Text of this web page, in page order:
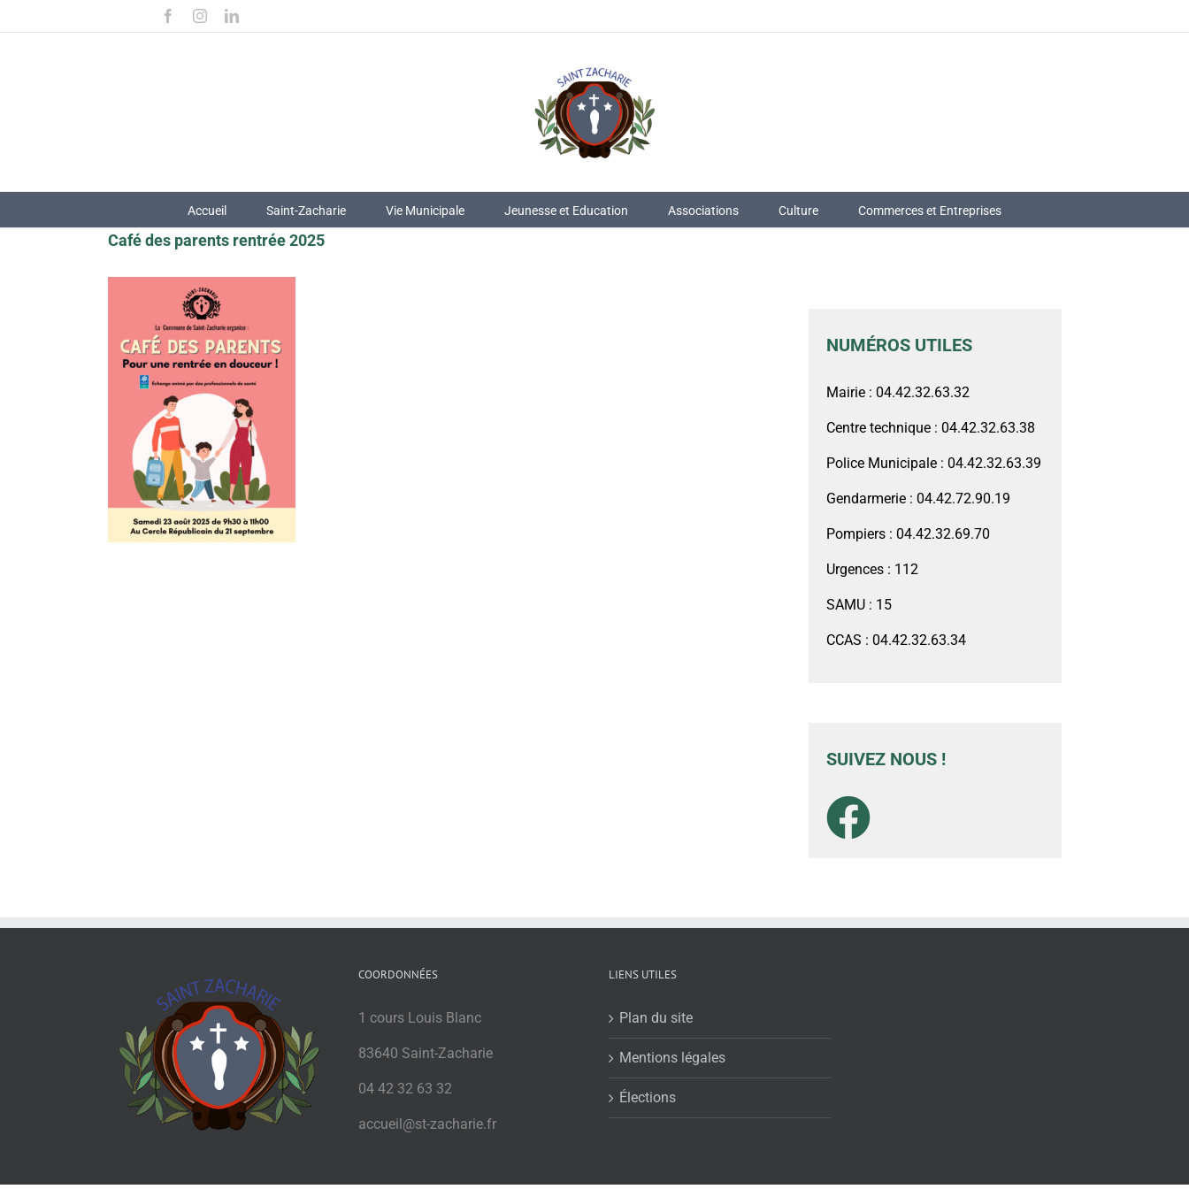
au
FacebookInstagramLinkedIn
Accueil Saint-Zacharie Vie Municipale Jeunesse et Education Associations Culture Commerces et Entreprises
Café des parents rentrée 2025
NUMÉROS UTILES
Mairie : 04.42.32.63.32
Centre technique : 04.42.32.63.38
Police Municipale : 04.42.32.63.39
Gendarmerie : 04.42.72.90.19
Pompiers : 04.42.32.69.70
Urgences : 112
SAMU : 15
CCAS : 04.42.32.63.34
SUIVEZ NOUS !
COORDONNÉES
1 cours Louis Blanc
83640 Saint-Zacharie
04 42 32 63 32
accueil@st-zacharie.fr
LIENS UTILES
Plan du site
Mentions légales
Élections